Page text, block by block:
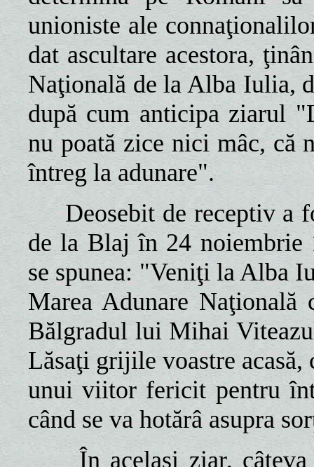
unioniste ale
dat ascultare acestora,
Naţională de la Alba Iulia,
după cum anticipa ziarul
nu poată zice nici mâc, că
întreg la adunare".
Deosebit de receptiv a
de la Blaj în 24
se spunea: "Veniţi la Alba
Marea Adunare
Bălgradul lui Mihai
Lăsaţi grijile voastre
unui viitor fericit pentru
când se va hotărâ asupra
În acelaşi ziar, câteva